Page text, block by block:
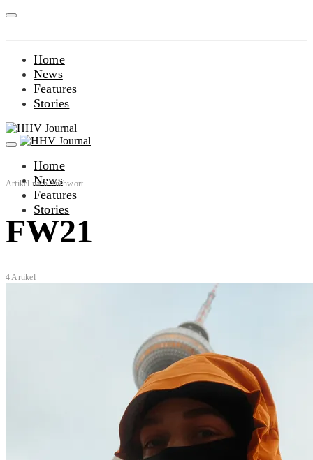
Home
News
Features
Stories
Home
News
Features
Stories
Artikel nach Suchwort
FW21
4 Artikel